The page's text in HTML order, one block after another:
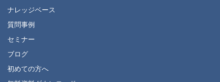
ナレッジベース
質問事例
セミナー
ブログ
初めての方へ